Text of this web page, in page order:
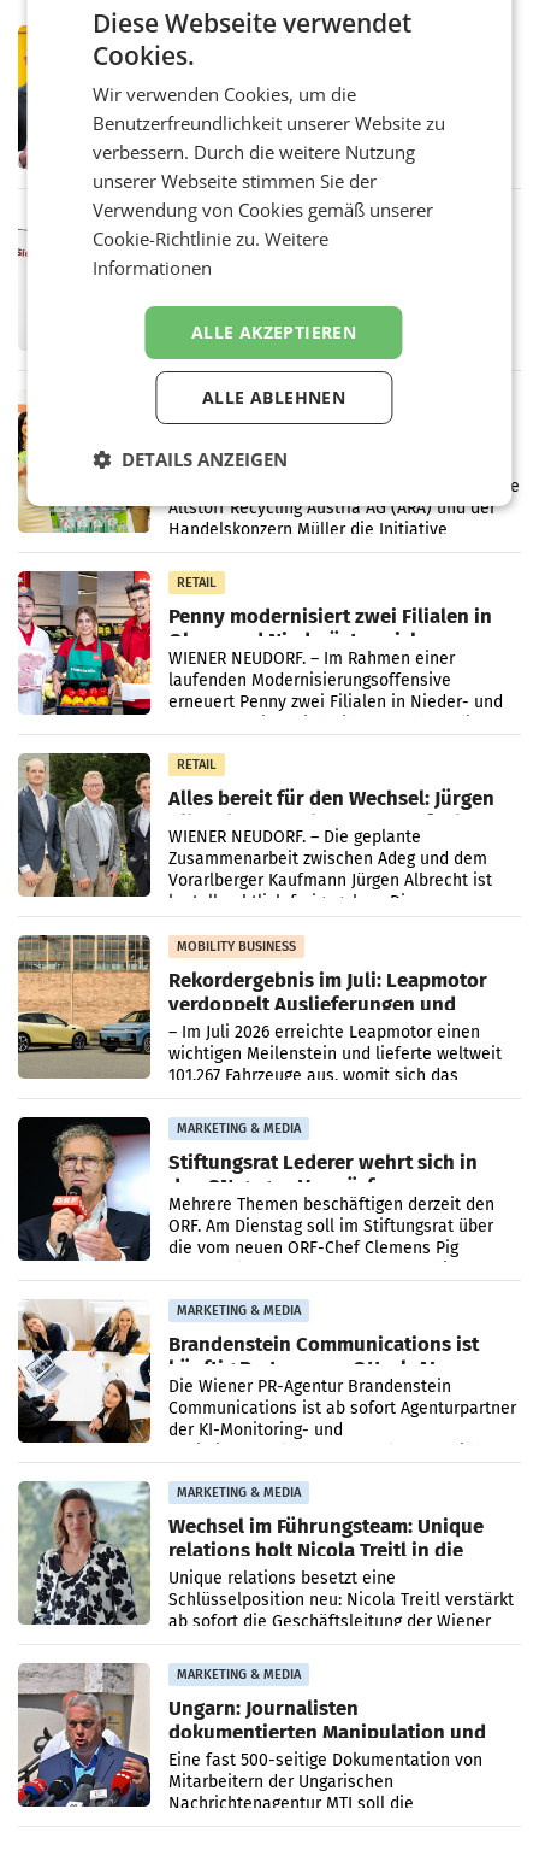
PRIMENEWS
Österreichische Post: Umsatzplus im
ersten Halbjahr trotz schwachem
Briefgeschäft
WIEN Die Österreichische Post AG hat im
ersten Halbjahr 2026 einen Konzernumsatz
von 1.544,0 Mio. EUR erwirtschaftet, was
einem Plus von 3,8 Prozent gegenüber dem
Vergleichszeitraum
MARKETING & MEDIA
ProSiebenSat.1 spart und macht
überraschend viel Gewinn
Fernsehkonzern ProSiebenSat.1 hat im
Frühjahr dank Kostensenkungen operativ
wieder Gewinn gemacht und die
Markterwartung deutlich übertroffen.
RETAIL
Müller informieren am POS über
Über den gesamten August hinweg rücken die
Altstoff Recycling Austria AG (ARA) und der
Handelskonzern Müller die Initiative
„Kreislauf-Helden“ in allen österreichischen
Müller-Filialen
RETAIL
Penny modernisiert zwei Filialen in
Ober- und Niederösterreich
WIENER NEUDORF. – Im Rahmen einer
laufenden Modernisierungsoffensive
erneuert Penny zwei Filialen in Nieder- und
RETAIL
Alles bereit für den Wechsel: Jürgen
Albrecht setzt ab 1.1.2027 auf Adeg
WIENER NEUDORF. – Die geplante
Zusammenarbeit zwischen Adeg und dem
Vorarlberger Kaufmann Jürgen Albrecht ist
kartellrechtlich freigegeben: Die
Bundeswettbewerbsbehörde und der
Bundeskartellanwalt
MOBILITY BUSINESS
Rekordergebnis im Juli: Leapmotor
verdoppelt Auslieferungen und
überschreitet die 100.000er-Marke
– Im Juli 2026 erreichte Leapmotor einen
wichtigen Meilenstein und lieferte weltweit
101.267 Fahrzeuge aus, womit sich das
Ergebnis gegenüber Juli 2025 mehr als
verdoppelte (+102
MARKETING & MEDIA
Stiftungsrat Lederer wehrt sich in
den SN gegen Vorwürfe
Mehrere Themen beschäftigen derzeit den
ORF. Am Dienstag soll im Stiftungsrat über
die vom neuen ORF-Chef Clemens Pig
MARKETING & MEDIA
Brandenstein Communications ist
künftig Partner von OtterlyAI
Die Wiener PR-Agentur Brandenstein
Communications ist ab sofort Agenturpartner
der KI-Monitoring- und
MARKETING & MEDIA
Wechsel im Führungsteam: Unique
relations holt Nicola Treitl in die
Geschäftsleitung
Unique relations besetzt eine
Schlüsselposition neu: Nicola Treitl verstärkt
ab sofort die Geschäftsleitung der Wiener
PR-Agentur an der Seite von Josef Kalina und
Anna Kalina-Mahr.
MARKETING & MEDIA
Ungarn: Journalisten
dokumentierten Manipulation und
Zensur
Eine fast 500-seitige Dokumentation von
Mitarbeitern der Ungarischen
Nachrichtenagentur MTI soll die
systematische Nachrichten-Manipulation und
Diese Webseite verwendet
Cookies.
Wir verwenden Cookies, um die
Benutzerfreundlichkeit unserer Website zu
verbessern. Durch die weitere Nutzung
unserer Webseite stimmen Sie der
Verwendung von Cookies gemäß unserer
Cookie-Richtlinie zu.Weitere
Informationen
ALLE AKZEPTIEREN
ALLE ABLEHNEN
DETAILS ANZEIGEN